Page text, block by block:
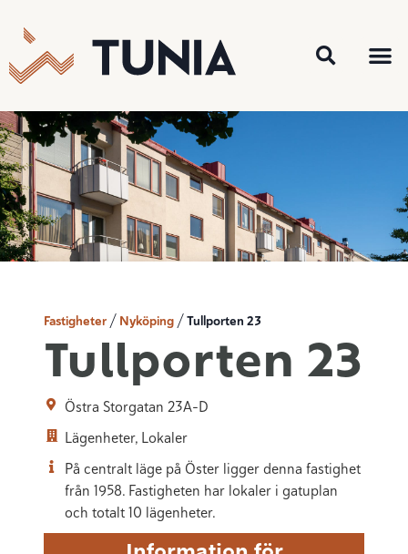
Fastigheter / Nyköping / Tullporten 23
Tullporten 23
Östra Storgatan 23A-D
Lägenheter, Lokaler
På centralt läge på Öster ligger denna fastighet
från 1958. Fastigheten har lokaler i gatuplan
och totalt 10 lägenheter.